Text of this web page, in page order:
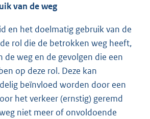
van de weg
en het doelmatig gebruik van de
rol die de betrokken weg heeft,
de weg en de gevolgen die een
op deze rol. Deze kan
beïnvloed worden door een
het verkeer (ernstig) geremd
niet meer of onvoldoende